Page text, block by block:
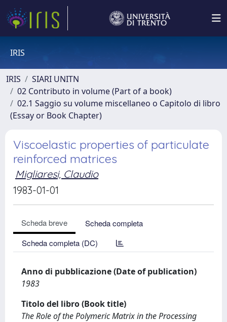
IRIS
IRIS
SIARI UNITN
02 Contributo in volume (Part of a book)
02.1 Saggio su volume miscellaneo o Capitolo di libro
(Essay or Book Chapter)
Viscoelastic properties of particulate
reinforced matrices
Migliaresi, Claudio
1983-01-01
Scheda breve
Scheda completa
Scheda completa (DC)
Anno di pubblicazione (Date of publication)
1983
Titolo del libro (Book title)
The Role of the Polymeric Matrix in the Processing